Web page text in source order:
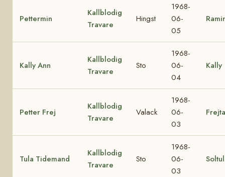
Pettermin
Kallblodig
Travare
Hingst
1968-
06-
05
Kally Ann
Kallblodig
Travare
Sto
1968-
06-
04
Kally
Petter Frej
Kallblodig
Travare
Valack
1968-
06-
03
Tula Tidemand
Kallblodig
Travare
Sto
1968-
06-
03